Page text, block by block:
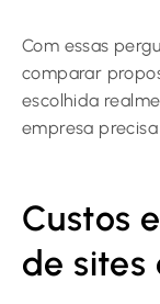
Com essas
comparar
escolhida
empresa
Custos
de sites